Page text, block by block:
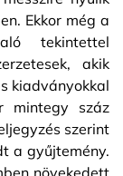
Ekkor még a
tekintettel
akik
kiadványokkal
mintegy száz
szerint
a gyűjtemény.
növekedett